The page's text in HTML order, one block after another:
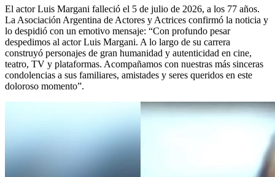
El actor Luis Margani falleció el 5 de julio de 2026, a los 77 años.
La Asociación Argentina de Actores y Actrices confirmó la noticia y
lo despidió con un emotivo mensaje: “Con profundo pesar
despedimos al actor Luis Margani. A lo largo de su carrera
construyó personajes de gran humanidad y autenticidad en cine,
teatro, TV y plataformas. Acompañamos con nuestras más sinceras
condolencias a sus familiares, amistades y seres queridos en este
doloroso momento”.